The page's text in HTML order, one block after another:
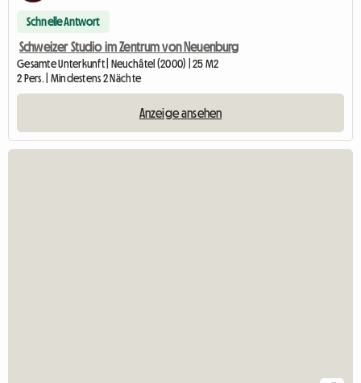
Schnelle Antwort
Schweizer Studio im Zentrum von Neuenburg
Gesamte Unterkunft | Neuchâtel (2000) | 25 M2
2 Pers. | Mindestens 2 Nächte
Anzeige ansehen